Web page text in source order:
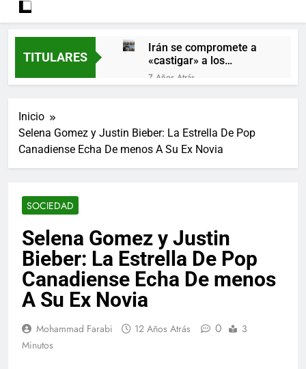
TITULARES
Irán se compromete a
«castigar» a los
responsables de
derribar un avión
7 Años Atrás
diciembre
Los últimos paquetes
especiales Hush Socks
7 Años Atrás
La familia Kennedy
entierra a otro
miembro de la familia
7 Años Atrás
Cápsulas Ultra Max
Testo a Precios
Especiales en México,
Colombia, Perú ,
7 Años Atrás
Crema Precios –
Inicio
Selena Gomez y Justin Bieber: La Estrella De Pop
Canadiense Echa De menos A Su Ex Novia
SOCIEDAD
Selena Gomez y Justin
Bieber: La Estrella De Pop
Canadiense Echa De menos
A Su Ex Novia
Mohammad Farabi 12 Años Atrás 0
3
Minutos